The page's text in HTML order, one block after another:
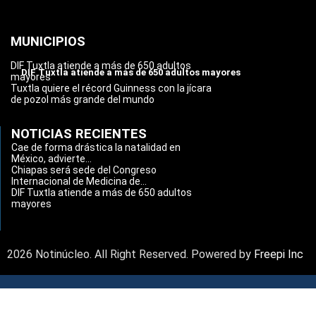
MUNICIPIOS
DIF Tuxtla atiende a más de 650 adultos mayores
DIF Tuxtla atiende a más de 650 adultos
mayores
Tuxtla quiere el récord Guinness con la jícara
de pozol más grande del mundo
NOTICIAS RECIENTES
Cae de forma drástica la natalidad en
México, advierte...
Chiapas será sede del Congreso
Internacional de Medicina de...
DIF Tuxtla atiende a más de 650 adultos
mayores
2026 Notinúcleo. All Right Reserved. Powered by Freepi Inc